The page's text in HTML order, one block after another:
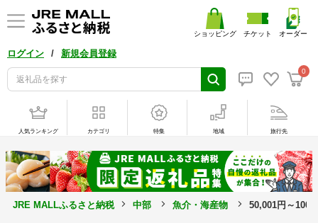
ログイン / 新規会員登録
0
ショッピング チケット オーダー
人気ランキング カテゴリ 特集 地域 旅行先
JRE MALLふるさと納税 中部 魚介・海産物 50,001円～